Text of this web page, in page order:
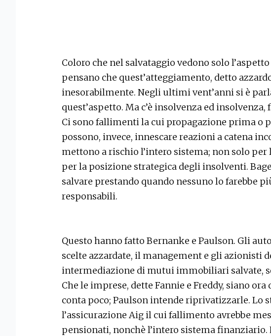
Coloro che nel salvataggio vedono solo
pensano che quest’atteggiamento, detto
inesorabilmente. Negli ultimi vent’anni si è
quest’aspetto. Ma c’è insolvenza ed
Ci sono fallimenti la cui propagazione prima o
possono, invece, innescare reazioni a catena
mettono a rischio l’intero sistema; non solo
per la posizione strategica degli insolventi.
salvare prestando quando nessuno lo farebbe
responsabili.
Questo hanno fatto Bernanke e Paulson. Gli
scelte azzardate, il management e gli azionisti
intermediazione di mutui immobiliari salvate,
Che le imprese, dette Fannie e Freddy, siano
conta poco; Paulson intende riprivatizzarle. Lo
l’assicurazione Aig il cui fallimento avrebbe
pensionati, nonchè l’intero sistema finanziario.